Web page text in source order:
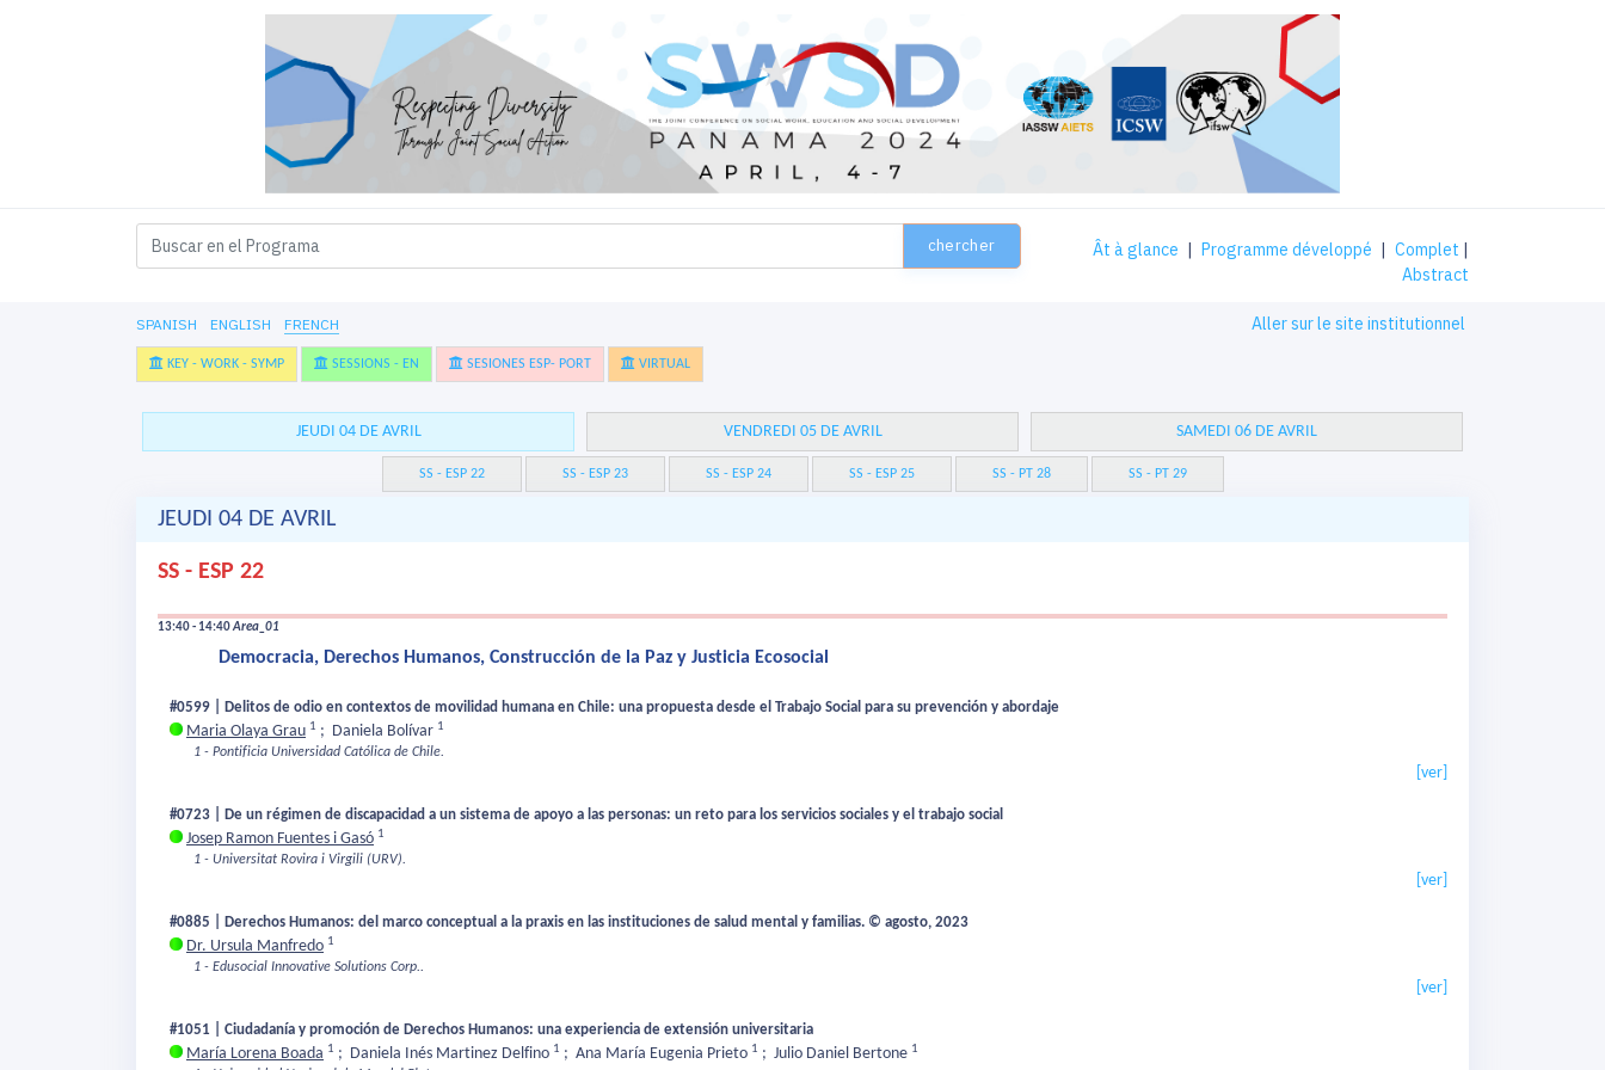
chercher Ât à glance | Programme développé | Complet |
Abstract
SPANISH ENGLISH FRENCH Aller sur le site institutionnel
KEY - WORK - SYMP SESSIONS - EN SESIONES ESP- PORT VIRTUAL
JEUDI 04 DE AVRIL VENDREDI 05 DE AVRIL SAMEDI 06 DE AVRIL
SS - ESP 22 SS - ESP 23 SS - ESP 24 SS - ESP 25 SS - PT 28 SS - PT 29
JEUDI 04 DE AVRIL
SS - ESP 22
13:40 - 14:40Area_01
Democracia, Derechos Humanos, Construcción de la Paz y Justicia Ecosocial
#0599 | Delitos de odio en contextos de movilidad humana en Chile: una propuesta desde el Trabajo Social para su prevención y abordaje
Maria Olaya Grau 1 ; Daniela Bolívar 1
1 - Pontificia Universidad Católica de Chile.
[ver]
#0723 | De un régimen de discapacidad a un sistema de apoyo a las personas: un reto para los servicios sociales y el trabajo social
Josep Ramon Fuentes i Gasó 1
1 - Universitat Rovira i Virgili (URV).
[ver]
#0885 | Derechos Humanos: del marco conceptual a la praxis en las instituciones de salud mental y familias. © agosto, 2023
Dr. Ursula Manfredo 1
1 - Edusocial Innovative Solutions Corp..
[ver]
#1051 | Ciudadanía y promoción de Derechos Humanos: una experiencia de extensión universitaria
María Lorena Boada 1 ; Daniela Inés Martinez Delfino 1 ; Ana María Eugenia Prieto 1 ; Julio Daniel Bertone 1